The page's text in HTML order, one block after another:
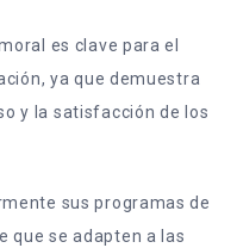
es clave para el
ya que demuestra
y la satisfacción de los
sus programas de
que se adapten a las